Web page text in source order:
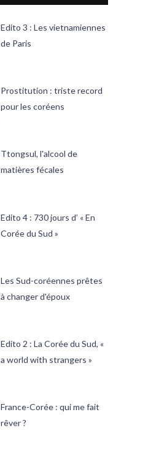
Edito 3 : Les vietnamiennes
de Paris
Prostitution : triste record
pour les coréens
Ttongsul, l'alcool de
matières fécales
Edito 4 : 730 jours d’ « En
Corée du Sud »
Les Sud-coréennes prêtes
à changer d'époux
Edito 2 : La Corée du Sud, «
a world with strangers »
France-Corée : qui me fait
rêver ?